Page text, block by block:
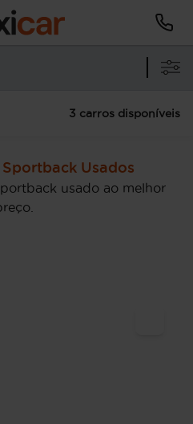
3 carros disponíveis
Usados
usado ao melhor